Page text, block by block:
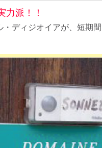
力派！！
ディジオイアが、短期間